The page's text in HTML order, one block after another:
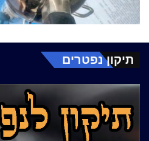
תיקון נפטרים